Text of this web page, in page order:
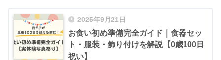
2025年9月21日
お食い初め準備完全ガイド｜食器セッ
ト・服装・飾り付けを解説【0歳100日
祝い】